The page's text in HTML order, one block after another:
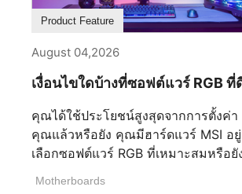
Product Feature
August 04,2026
เงื่อนไขใดบ้างที่ซอฟต์แวร์ RGB
คุณได้ใช้ประโยชน์สูงสุดจากการตั้งค่า
คุณแล้วหรือยัง คุณมีฮาร์ดแวร์ MSI อ
เลือกซอฟต์แวร์ RGB ที่เหมาะสมหรือ
Motherboards